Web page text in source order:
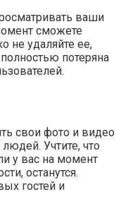
ваши
сможете
не удаляйте ее,
потеряна
свои фото и видео
Учтите, что
у вас на момент
останутся.
гостей и